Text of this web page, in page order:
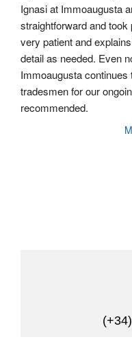
Ignasi at Immoaugusta
straightforward and
very patient and
detail as needed. Even
Immoaugusta
tradesmen for our
recommended.